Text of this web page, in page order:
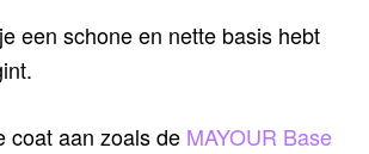
een schone en nette basis hebt
coat aan zoals de MAYOUR Base